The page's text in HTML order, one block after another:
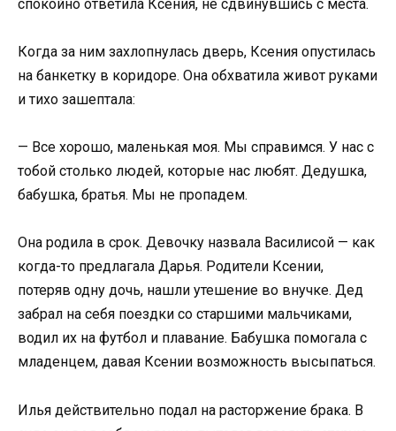
спокойно ответила Ксения, не сдвинувшись с места.
Когда за ним захлопнулась дверь, Ксения опустилась
на банкетку в коридоре. Она обхватила живот руками
и тихо зашептала:
— Все хорошо, маленькая моя. Мы справимся. У нас с
тобой столько людей, которые нас любят. Дедушка,
бабушка, братья. Мы не пропадем.
Она родила в срок. Девочку назвала Василисой — как
когда-то предлагала Дарья. Родители Ксении,
потеряв одну дочь, нашли утешение во внучке. Дед
забрал на себя поездки со старшими мальчиками,
водил их на футбол и плавание. Бабушка помогала с
младенцем, давая Ксении возможность высыпаться.
Илья действительно подал на расторжение брака. В